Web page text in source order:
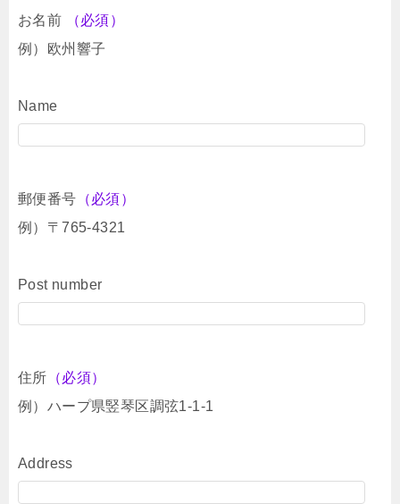
お名前
（必須）
例）欧州響子
Name
郵便番号 （必須）
例）〒765-4321
Post number
住所 （必須）
例）ハープ県竪琴区調弦1-1-1
Address